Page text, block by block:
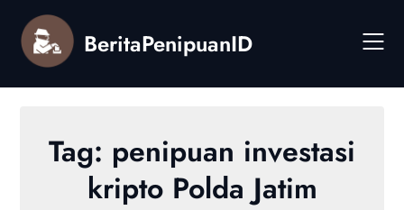
content
BeritaPenipuanID
Tag: penipuan investasi
kripto Polda Jatim